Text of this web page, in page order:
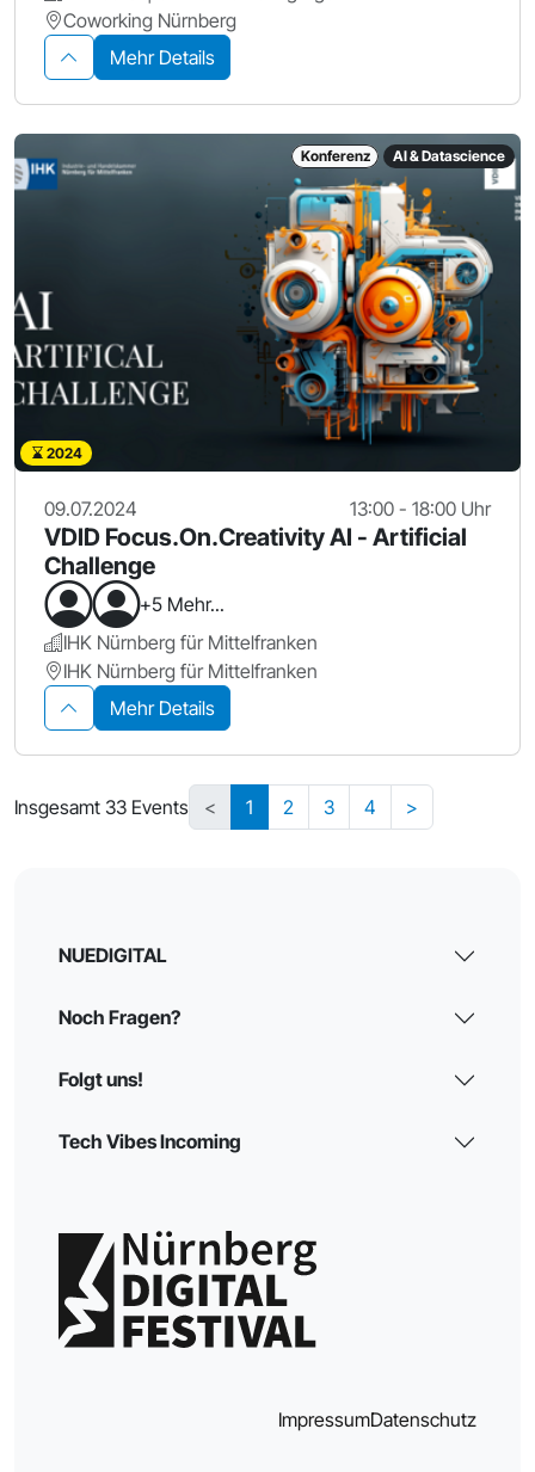
Coworking Nürnberg
Mehr Details
Konferenz AI & Datascience
2024
09.07.2024 13:00 - 18:00 Uhr
VDID Focus.On.Creativity AI - Artificial
Challenge
+5 Mehr...
IHK Nürnberg für Mittelfranken
IHK Nürnberg für Mittelfranken
Mehr Details
Insgesamt 33 Events < 1 2 3 4 >
NUEDIGITAL
Noch Fragen?
Folgt uns!
Tech Vibes Incoming
ImpressumDatenschutz